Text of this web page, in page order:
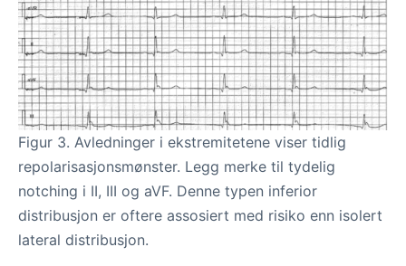
Figur 3. Avledninger i ekstremitetene viser tidlig
repolarisasjonsmønster. Legg merke til tydelig
notching i II, III og aVF. Denne typen inferior
distribusjon er oftere assosiert med risiko enn isolert
lateral distribusjon.